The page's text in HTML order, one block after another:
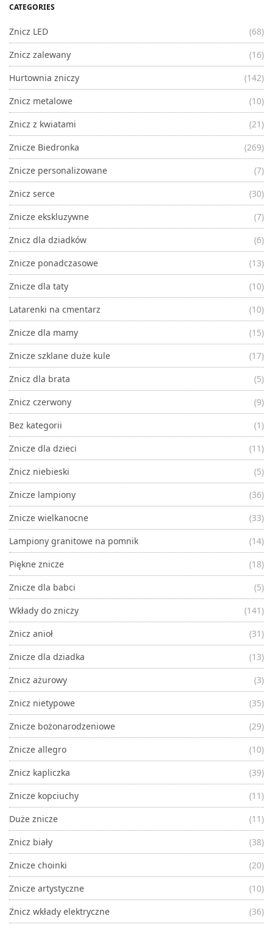
CATEGORIES
Znicz LED
(68)
Znicz zalewany
(16)
Hurtownia zniczy
(142)
Znicz metalowe
(10)
Znicz z kwiatami
(21)
Znicze Biedronka
(269)
Znicze personalizowane
(7)
Znicz serce
(30)
Znicze ekskluzywne
(7)
Znicz dla dziadków
(6)
Znicze ponadczasowe
(13)
Znicze dla taty
(10)
Latarenki na cmentarz
(10)
Znicze dla mamy
(15)
Znicze szklane duże kule
(17)
Znicz dla brata
(5)
Znicz czerwony
(9)
Bez kategorii
(1)
Znicze dla dzieci
(11)
Znicz niebieski
(5)
Znicze lampiony
(36)
Znicze wielkanocne
(33)
Lampiony granitowe na pomnik
(14)
Piękne znicze
(18)
Znicze dla babci
(5)
Wkłady do zniczy
(141)
Znicz anioł
(31)
Znicze dla dziadka
(13)
Znicz ażurowy
(3)
Znicz nietypowe
(35)
Znicze bożonarodzeniowe
(29)
Znicze allegro
(10)
Znicz kapliczka
(39)
Znicze kopciuchy
(11)
Duże znicze
(11)
Znicz biały
(38)
Znicze choinki
(20)
Znicze artystyczne
(10)
Znicz wkłady elektryczne
(36)